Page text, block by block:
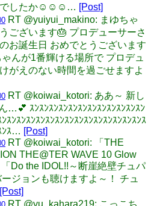
でしたか☺️☺️☺️… [Post]
RT @yuiyui_makino: まゆちゃ
ございます🎂 プロデューサーさ
お誕生日 おめでとうございます
んが1番輝ける場所で プロデュ
がえのない時間を過ごせますよ
RT @koiwai_kotori: ああ～ 新し
…💕 ｽﾝｽﾝｽﾝｽﾝｽﾝｽﾝｽﾝｽﾝｽﾝｽﾝｽﾝｽﾝ
ｽﾝｽﾝｽﾝｽﾝｽﾝｽﾝｽﾝｽﾝｽﾝｽﾝｽﾝｽﾝｽﾝｽﾝｽ
ﾝｽ… [Post]
RT @koiwai_kotori: 「THE
THE@TER WAVE 10 Glow
Do the IDOL!!～断崖絶壁チュパ
ジョンも聴けますよ～！ チュ
[Post]
RT @yu_kahara219: こっこち